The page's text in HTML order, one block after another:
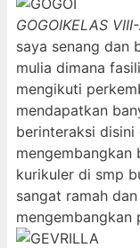
GOGOIKELAS
saya senang dan
mulia dimana
mengikuti
mendapatkan
berinteraksi disini
mengembangkan
kurikuler di smp
sangat ramah